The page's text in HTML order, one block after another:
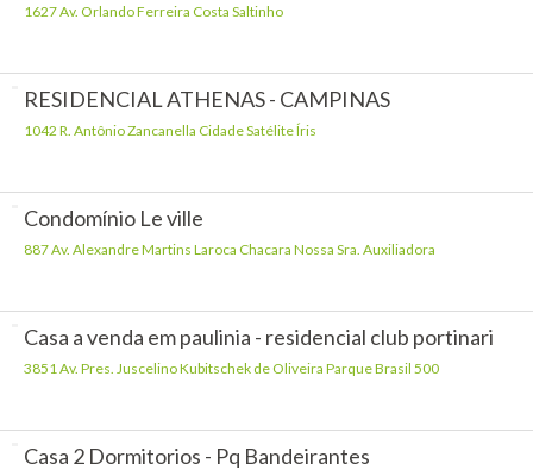
1627 Av. Orlando Ferreira Costa Saltinho
RESIDENCIAL ATHENAS - CAMPINAS
1042 R. Antônio Zancanella Cidade Satélite Íris
Condomínio Le ville
887 Av. Alexandre Martins Laroca Chacara Nossa Sra. Auxiliadora
Casa a venda em paulinia - residencial club portinari
3851 Av. Pres. Juscelino Kubitschek de Oliveira Parque Brasil 500
Casa 2 Dormitorios - Pq Bandeirantes